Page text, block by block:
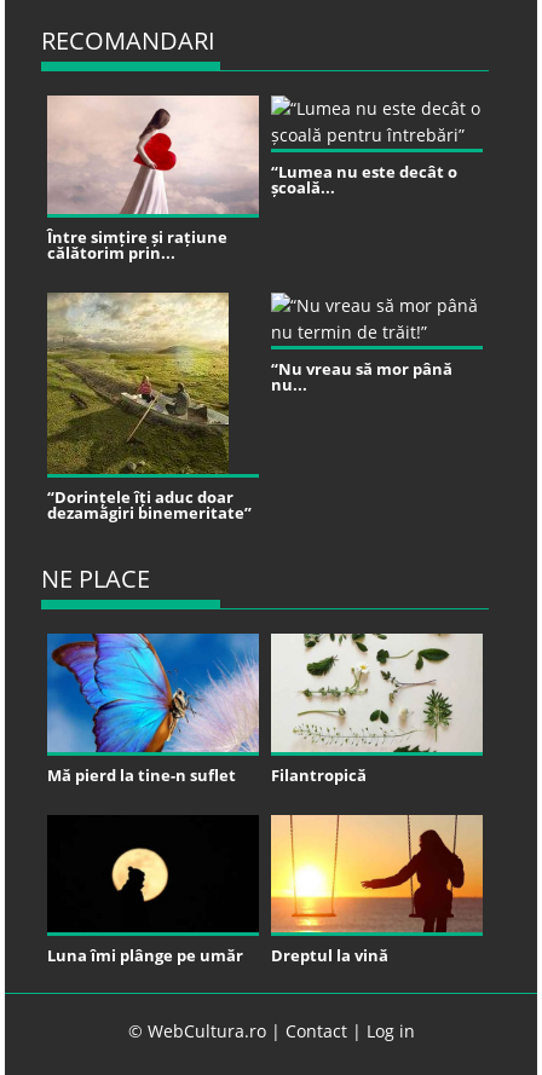
RECOMANDARI
Între simțire și rațiune
călătorim prin...
“Lumea nu este decât o
școală...
“Dorințele îți aduc doar
dezamăgiri binemeritate”
“Nu vreau să mor până
nu...
NE PLACE
Mă pierd la tine-n suflet Filantropică
Luna îmi plânge pe umăr Dreptul la vină
© WebCultura.ro | Contact| Log in